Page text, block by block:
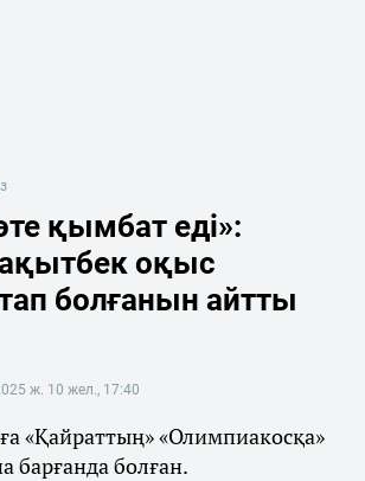
қымбат еді»:
оқыс
болғанын айтты
ж. 10 жел., 17:40
«Қайраттың» «Олимпиакосқа»
барғанда болған.